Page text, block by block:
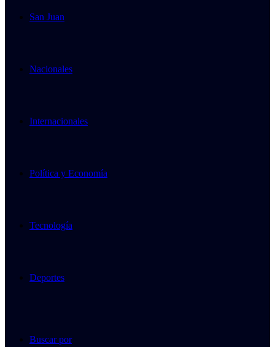
San Juan
Nacionales
Internacionales
Política y Economía
Tecnología
Deportes
Buscar por